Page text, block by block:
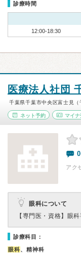
診療時間
12:00-18:30
医療法人社団
千葉県千葉市中央区富士見（
ネット予約 マイナ
アク
眼科について
【専門医・資格】 眼
診療科目：
眼科、精神科